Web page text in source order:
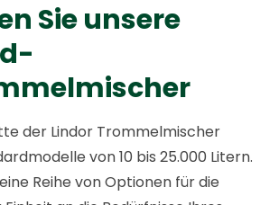
Sie unsere
der Lindor Trommelmischer
von 10 bis 25.000 Litern.
Reihe von Optionen für die